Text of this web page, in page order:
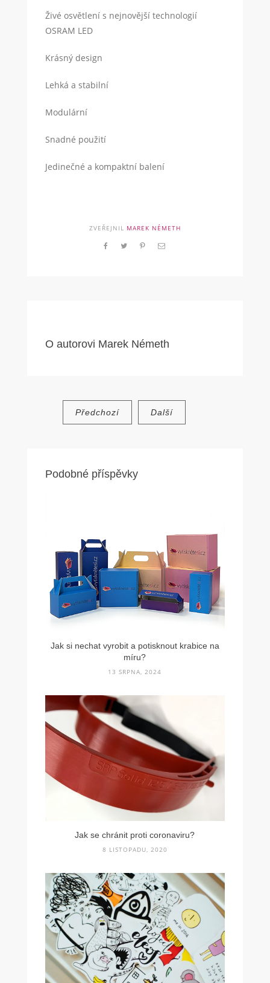
Živé osvětlení s nejnovější technologií
OSRAM LED
Krásný design
Lehká a stabilní
Modulární
Snadné použití
Jedinečné a kompaktní balení
ZVEŘEJNIL MAREK NÉMETH
O autorovi Marek Németh
NavigacePředchozí Další
Podobné příspěvky
Jak si nechat vyrobit a potisknout krabice na
míru?
13 SRPNA, 2024
Jak se chránit proti coronaviru?
8 LISTOPADU, 2020